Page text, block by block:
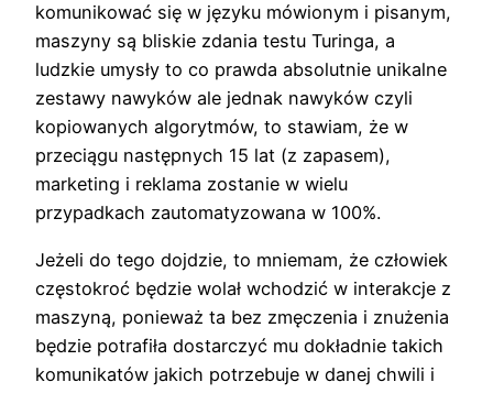
komunikować się w języku mówionym i pisanym,
maszyny są bliskie zdania testu Turinga, a
ludzkie umysły to co prawda absolutnie unikalne
zestawy nawyków ale jednak nawyków czyli
kopiowanych algorytmów, to stawiam, że w
przeciągu następnych 15 lat (z zapasem),
marketing i reklama zostanie w wielu
przypadkach zautomatyzowana w 100%.
Jeżeli do tego dojdzie, to mniemam, że człowiek
częstokroć będzie wolał wchodzić w interakcje z
maszyną, ponieważ ta bez zmęczenia i znużenia
będzie potrafiła dostarczyć mu dokładnie takich
komunikatów jakich potrzebuje w danej chwili i